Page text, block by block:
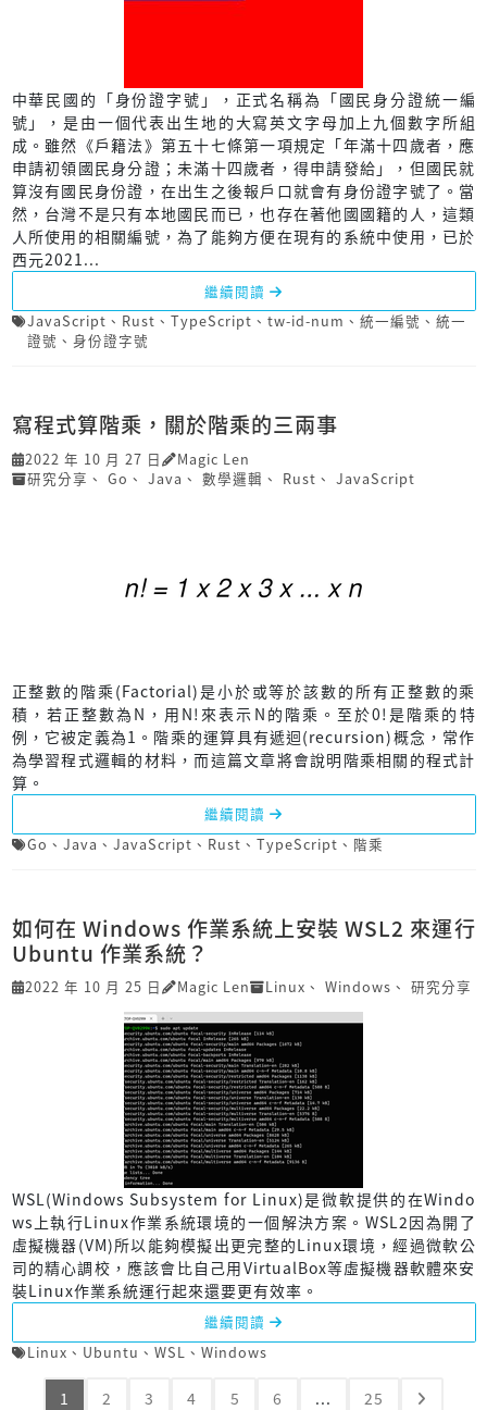
中華民國的「身份證字號」，正式名稱為「國民身分證統一編
號」，是由一個代表出生地的大寫英文字母加上九個數字所組
成。雖然《戶籍法》第五十七條第一項規定「年滿十四歲者，應
申請初領國民身分證；未滿十四歲者，得申請發給」，但國民就
算沒有國民身份證，在出生之後報戶口就會有身份證字號了。當
然，台灣不是只有本地國民而已，也存在著他國國籍的人，這類
人所使用的相關編號，為了能夠方便在現有的系統中使用，已於
西元2021...
繼續閱讀
JavaScript 、 Rust 、 TypeScript 、 tw-id-num 、 統一編號 、 統一
證號 、 身份證字號
寫程式算階乘，關於階乘的三兩事
2022 年 10 月 27 日
Magic Len
研究分享 、 Go 、 Java 、 數學邏輯 、 Rust 、 JavaScript
正整數的階乘(Factorial)是小於或等於該數的所有正整數的乘
積，若正整數為N，用N!來表示N的階乘。至於0!是階乘的特
例，它被定義為1。階乘的運算具有遞迴(recursion)概念，常作
為學習程式邏輯的材料，而這篇文章將會說明階乘相關的程式計
算。
繼續閱讀
Go 、 Java 、 JavaScript 、 Rust 、 TypeScript 、 階乘
如何在 Windows 作業系統上安裝 WSL2 來運行
Ubuntu 作業系統？
2022 年 10 月 25 日 Magic Len Linux 、 Windows 、 研究分享
WSL(Windows Subsystem for Linux)是微軟提供的在Windo
ws上執行Linux作業系統環境的一個解決方案。WSL2因為開了
虛擬機器(VM)所以能夠模擬出更完整的Linux環境，經過微軟公
司的精心調校，應該會比自己用VirtualBox等虛擬機器軟體來安
裝Linux作業系統運行起來還要更有效率。
繼續閱讀
Linux 、 Ubuntu 、 WSL 、 Windows
1 2 3 4 5 6 ... 25